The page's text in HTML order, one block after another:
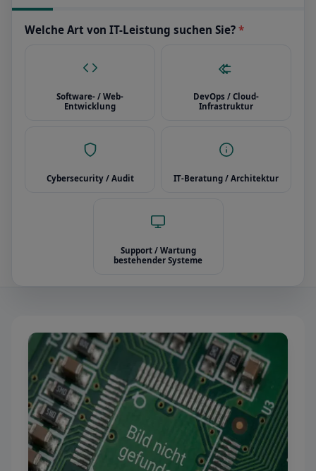
Welche Art von IT-Leistung suchen Sie? *
Software- / Web-
Entwicklung
DevOps / Cloud-
Infrastruktur
Cybersecurity / Audit IT-Beratung / Architektur
Support / Wartung
bestehender Systeme